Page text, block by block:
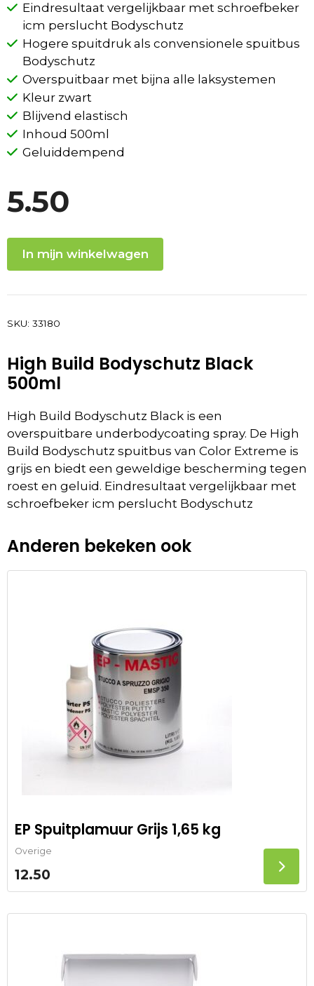
Eindresultaat vergelijkbaar met schroefbeker
icm perslucht Bodyschutz
Hogere spuitdruk als convensionele spuitbus
Bodyschutz
Overspuitbaar met bijna alle laksystemen
Kleur zwart
Blijvend elastisch
Inhoud 500ml
Geluiddempend
5.50
In mijn winkelwagen
SKU: 33180
High Build Bodyschutz Black
500ml
High Build Bodyschutz Black is een
overspuitbare underbodycoating spray. De High
Build Bodyschutz spuitbus van Color Extreme is
grijs en biedt een geweldige bescherming tegen
roest en geluid. Eindresultaat vergelijkbaar met
schroefbeker icm perslucht Bodyschutz
Anderen bekeken ook
EP Spuitplamuur Grijs 1,65 kg
Overige
12.50